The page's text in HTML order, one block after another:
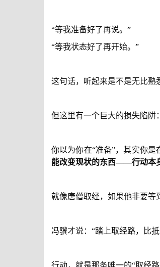
“等我准备好了再说。”
“等我状态好了再开始。”
这句话，听起来是不是无比熟
但这里有一个巨大的损失陷阱：
你以为你在“准备”，其实你是
能改变现状的东西——行动本
就像唐僧取经，如果他非要等
冯骥才说：“踏上取经路，比
行动，就是那条唯一的“取经路